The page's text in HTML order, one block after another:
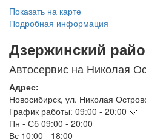
Показать на карте
Подробная информация
Дзержинский
Автосервис на Николая
Адрес:
Новосибирск, ул. Николая
График работы: 09:00 - 20:00
Пн - Сб 09:00 - 20:00
Вс 10:00 - 18:00